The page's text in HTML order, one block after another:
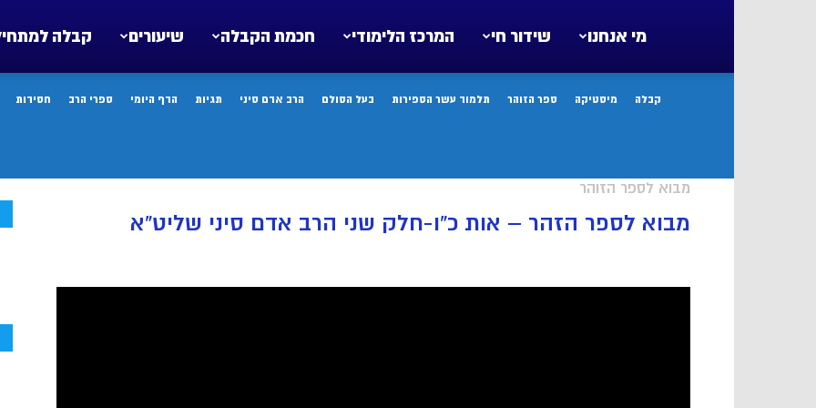
קבלה שיעורים חכמת הקבלה המרכז הלימודי שידור חי מי אנחנו
קבלה מיסטיקה ספר הזוהר תלמוד עשר הספירות בעל הסולם הרב אדם סיני תגיות הדף היומי ספרי הרב חסידות
מבוא לספר הזוהר
מבוא לספר הזהר – אות כ”ו-חלק שני הרב אדם סיני שליט”א